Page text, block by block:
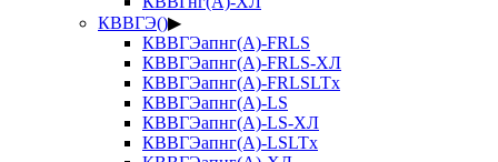
КВВГЭ()▶
КВВГЭапнг(А)-FRLS
КВВГЭапнг(А)-FRLS-ХЛ
КВВГЭапнг(А)-FRLSLTx
КВВГЭапнг(А)-LS
КВВГЭапнг(А)-LS-ХЛ
КВВГЭапнг(А)-LSLTx